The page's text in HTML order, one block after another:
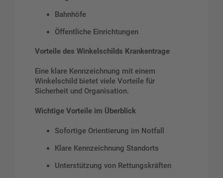
Bahnhöfe
Öffentliche Einrichtungen
Vorteile des Winkelschilds Krankentrage
Eine klare Kennzeichnung mit einem
Winkelschild bietet viele Vorteile für
Sicherheit und Organisation.
Wichtige Vorteile im Überblick
Sofortige Orientierung im Notfall
Klare Kennzeichnung Standorts
Unterstützung von Rettungskräften